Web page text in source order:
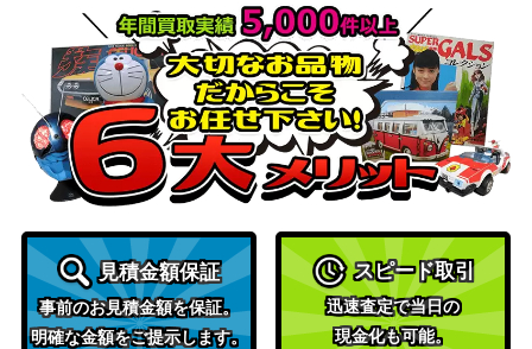
墓穴の指名者(別イラス
トVer.) (QCSE/25th)【Q
CAC-JP015】
コナミ
（QUARTER CENTURY
ART COLLECTION）
7,000
天魔の聲選姫（QCSE/25
th）【LEDE-JP022】
コナミ
（LEGACY OF
DESTRUCTION）
3,500
スレイブパンサー（20th
SE）【CHIM-JP046】
KONAMI
（CHAOS IMPACT）
潜伏するG（NR）【PH
HY-JP030】
コナミ
HYPERNOVA）
見積金額保証
事前のお見積金額を保証。
明確な金額をご提示します。
スピード取引
迅速査定で当日の
現金化も可能。